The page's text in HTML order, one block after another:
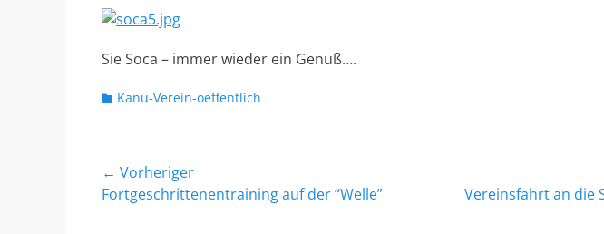
Sie Soca – immer wieder ein Genuß….
Kategorien
Kanu-Verein-oeffentlich
Beitragsnavigation
← Vorheriger
Vorheriger
Fortgeschrittenentraining auf der “Welle”
Nächster
Vereinsfahrt an die